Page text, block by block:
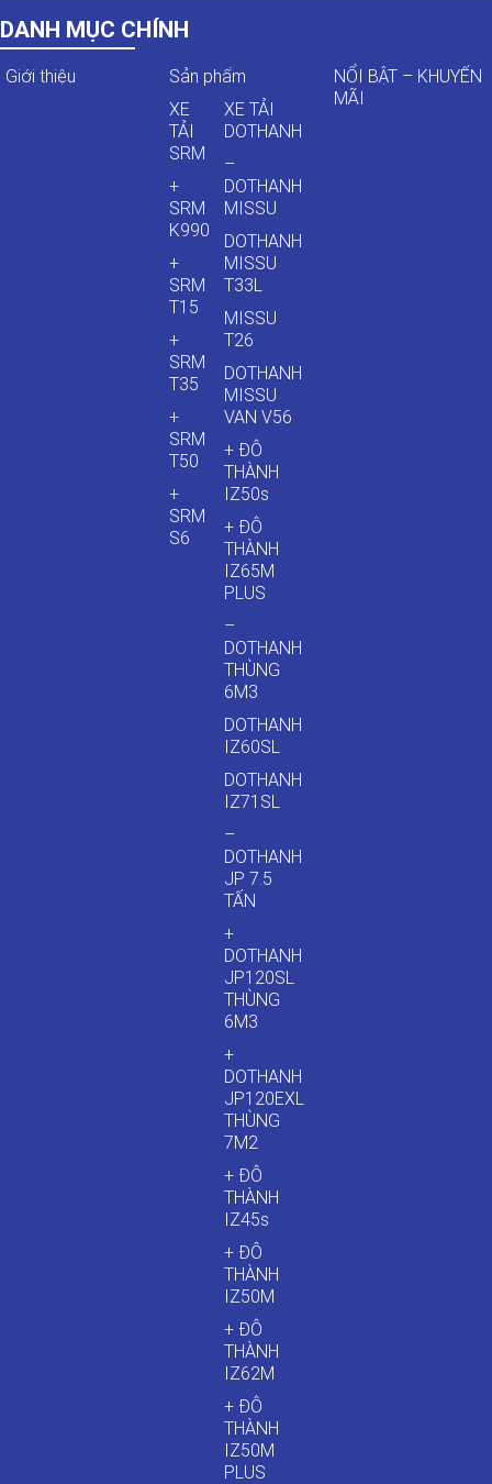
DANH MỤC CHÍNH
Giới thiệu
Sản phẩm
XE
TẢI
SRM
+
SRM
K990
+
SRM
T15
+
SRM
T35
+
SRM
T50
+
SRM
S6
XE TẢI
DOTHANH
–
DOTHANH
MISSU
DOTHANH
MISSU
T33L
MISSU
T26
DOTHANH
MISSU
VAN V56
+ ĐÔ
THÀNH
IZ50s
+ ĐÔ
THÀNH
IZ65M
PLUS
–
DOTHANH
THÙNG
6M3
DOTHANH
IZ60SL
DOTHANH
IZ71SL
–
DOTHANH
JP 7.5
TẤN
+
DOTHANH
JP120SL
THÙNG
6M3
+
DOTHANH
JP120EXL
THÙNG
7M2
+ ĐÔ
THÀNH
IZ45s
+ ĐÔ
THÀNH
IZ50M
+ ĐÔ
THÀNH
IZ62M
+ ĐÔ
THÀNH
IZ50M
PLUS
NỔI BẬT – KHUYẾN
MÃI